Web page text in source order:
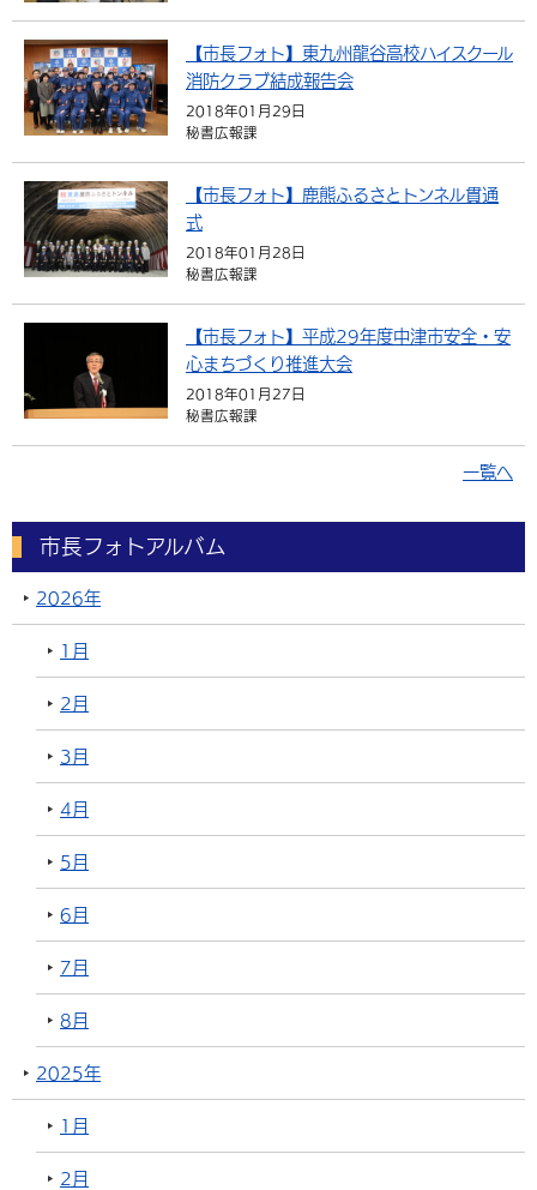
移住・定住
行政・計画
【市長フォト】東九州龍谷高校ハイスクール
消防クラブ結成報告会
2018年01月29日
秘書広報課
【市長フォト】鹿熊ふるさとトンネル貫通
式
2018年01月28日
秘書広報課
【市長フォト】平成29年度中津市安全・安
心まちづくり推進大会
2018年01月27日
秘書広報課
一覧へ
市長フォトアルバム
2026年
1月
2月
3月
4月
5月
6月
7月
8月
2025年
1月
2月